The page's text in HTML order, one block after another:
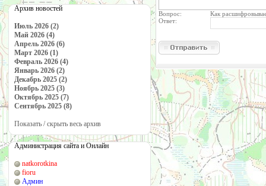
Архив новостей
Июль 2026 (2)
Май 2026 (4)
Апрель 2026 (6)
Март 2026 (1)
Февраль 2026 (4)
Январь 2026 (2)
Декабрь 2025 (2)
Ноябрь 2025 (3)
Октябрь 2025 (7)
Сентябрь 2025 (8)
Показать / скрыть весь архив
Администрация сайта и Онлайн
natkorotkina
fioru
Админ
Вопрос:
Как
Ответ: